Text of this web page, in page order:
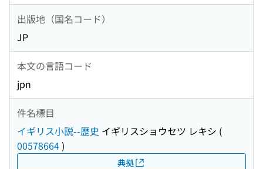
出版地（国名コード）
JP
本文の言語コード
jpn
件名標目
イギリス小説--歴史 イギリスショウセツ レキシ (
00578664)
典拠